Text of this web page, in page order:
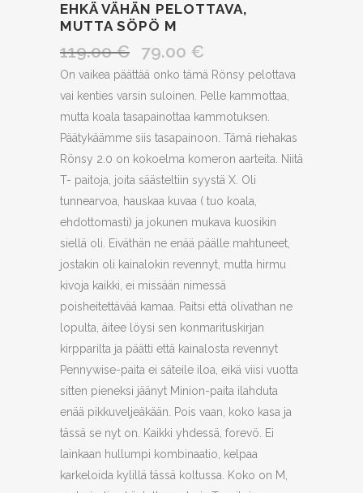
EHKÄ VÄHÄN PELOTTAVA,
MUTTA SÖPÖ M
119.00€
Alkuperäinen
hinta
oli:
119.00 €.
79.00 €
hinta
on:
79.00 €.
On vaikea päättää onko tämä Rönsy pelottava
vai kenties varsin suloinen. Pelle kammottaa,
mutta koala tasapainottaa kammotuksen.
Päätykäämme siis tasapainoon. Tämä riehakas
Rönsy 2.0 on kokoelma komeron aarteita. Niitä
T- paitoja, joita säästeltiin syystä X. Oli
tunnearvoa, hauskaa kuvaa ( tuo koala,
ehdottomasti) ja jokunen mukava kuosikin
siellä oli. Eiväthän ne enää päälle mahtuneet,
jostakin oli kainalokin revennyt, mutta hirmu
kivoja kaikki, ei missään nimessä
poisheitettävää kamaa. Paitsi että olivathan ne
lopulta, äitee löysi sen konmarituskirjan
kirpparilta ja päätti että kainalosta revennyt
Pennywise-paita ei säteile iloa, eikä viisi vuotta
sitten pieneksi jäänyt Minion-paita ilahduta
enää pikkuveljeäkään. Pois vaan, koko kasa ja
tässä se nyt on. Kaikki yhdessä, forevö. Ei
lainkaan hullumpi kombinaatio, kelpaa
karkeloida kylillä tässä koltussa. Koko on M,